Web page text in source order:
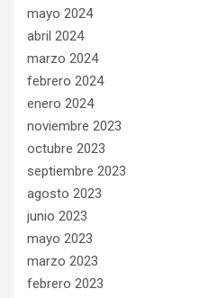
mayo 2024
abril 2024
marzo 2024
febrero 2024
enero 2024
noviembre 2023
octubre 2023
septiembre 2023
agosto 2023
junio 2023
mayo 2023
marzo 2023
febrero 2023